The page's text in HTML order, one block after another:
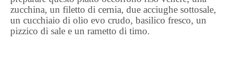
zucchina, un filetto di cernia, due acciughe sottosale,
un cucchiaio di olio evo crudo, basilico fresco, un
pizzico di sale e un rametto di timo.